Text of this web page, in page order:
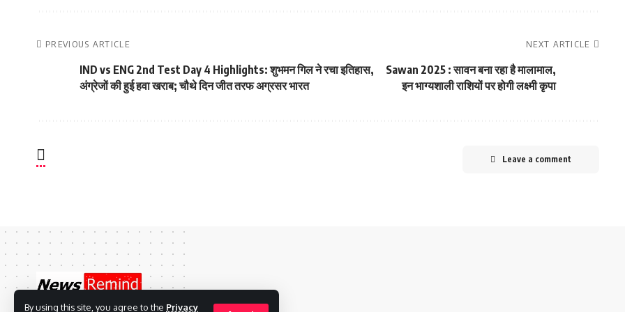
By using this site, you agree to the Privacy
PREVIOUS ARTICLE
IND vs ENG 2nd Test Day 4 Highlights: शुभमन गिल ने रचा इतिहास,
अंग्रेजों की हुई हवा खराब; चौथे दिन जीत तरफ अग्रसर भारत
NEXT ARTICLE
Sawan 2025 : सावन बना रहा है मालामाल,
इन भाग्यशाली राशियों पर होगी लक्ष्मी कृपा
Leave a comment